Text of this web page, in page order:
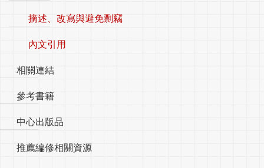
摘述、改寫與避免剽竊
內文引用
相關連結
參考書籍
中心出版品
推薦編修相關資源